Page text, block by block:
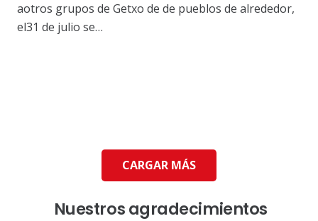
aotros grupos de Getxo de de pueblos de alrededor,
el31 de julio se…
CARGAR MÁS
Nuestros agradecimientos